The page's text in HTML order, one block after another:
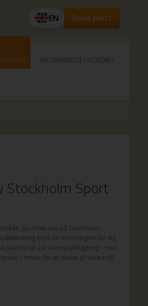
EN Boka plats
INFORMATION / KONTAKT
Stockholm Sport
Du finner oss på Östermalm,
finns det en möjlighet för dig
samma tid, på samma anläggning – men
1 timme för att sedan gå vidare till